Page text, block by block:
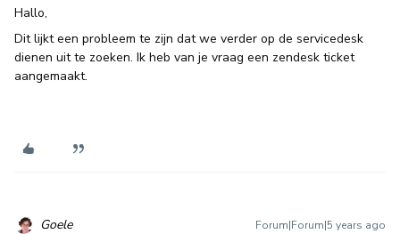
Hallo,
Dit lijkt een probleem te zijn dat we verder op de servicedesk
dienen uit te zoeken. Ik heb van je vraag een zendesk ticket
aangemaakt.
Goele Forum|Forum|5 years ago